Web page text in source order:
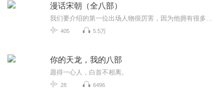
漫话宋朝（全八部）
405 5.5万
你的天龙，我的八部
愿得一心人，白首不相离。
28 6496